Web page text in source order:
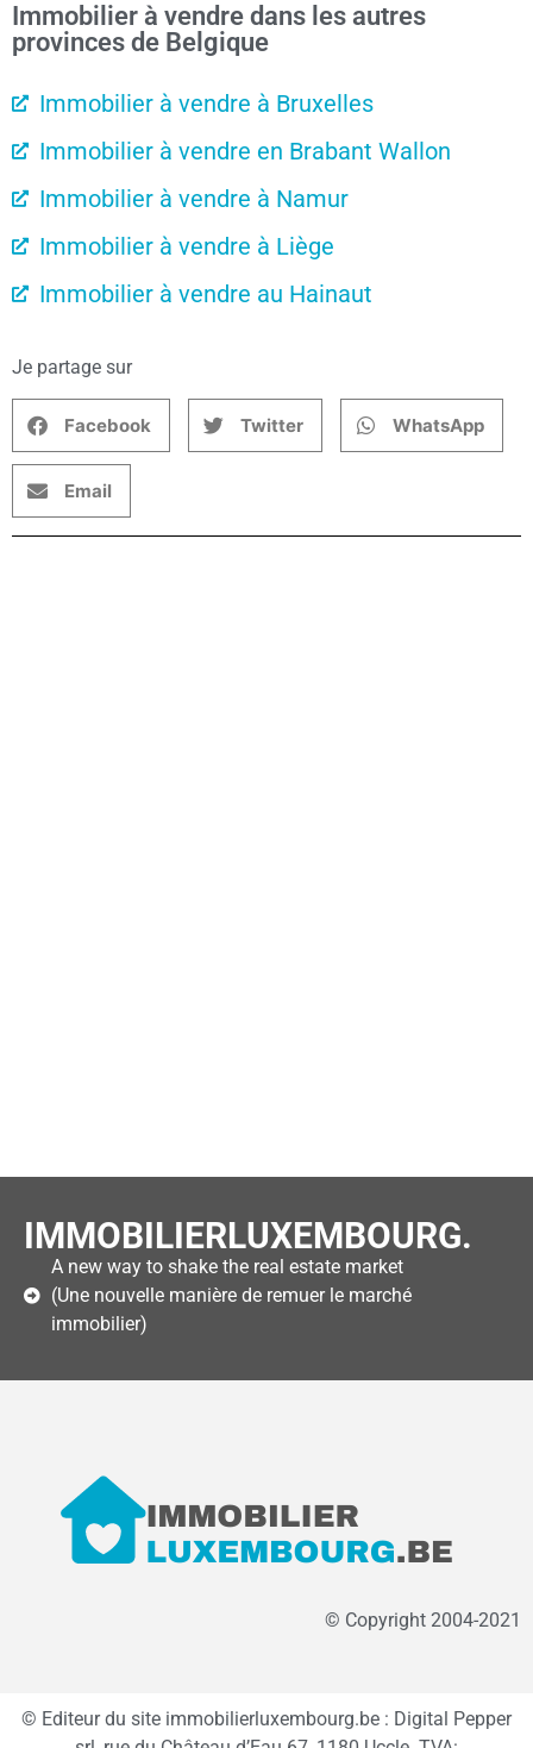
Immobilier à vendre dans les autres
provinces de Belgique
Immobilier à vendre à Bruxelles
Immobilier à vendre en Brabant Wallon
Immobilier à vendre à Namur
Immobilier à vendre à Liège
Immobilier à vendre au Hainaut
Je partage sur
Facebook Twitter WhatsApp
Email
IMMOBILIERLUXEMBOURG.
A new way to shake the real estate market
(Une nouvelle manière de remuer le marché
immobilier)
© Copyright 2004-2021
© Editeur du site immobilierluxembourg.be : Digital Pepper